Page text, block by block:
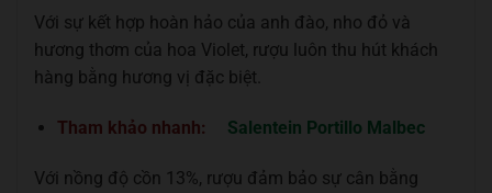
Với sự kết hợp hoàn hảo của anh đào, nho đỏ và
hương thơm của hoa Violet, rượu luôn thu hút khách
hàng bằng hương vị đặc biệt.
Tham khảo nhanh: Salentein Portillo Malbec
Với nồng độ cồn 13%, rượu đảm bảo sự cân bằng